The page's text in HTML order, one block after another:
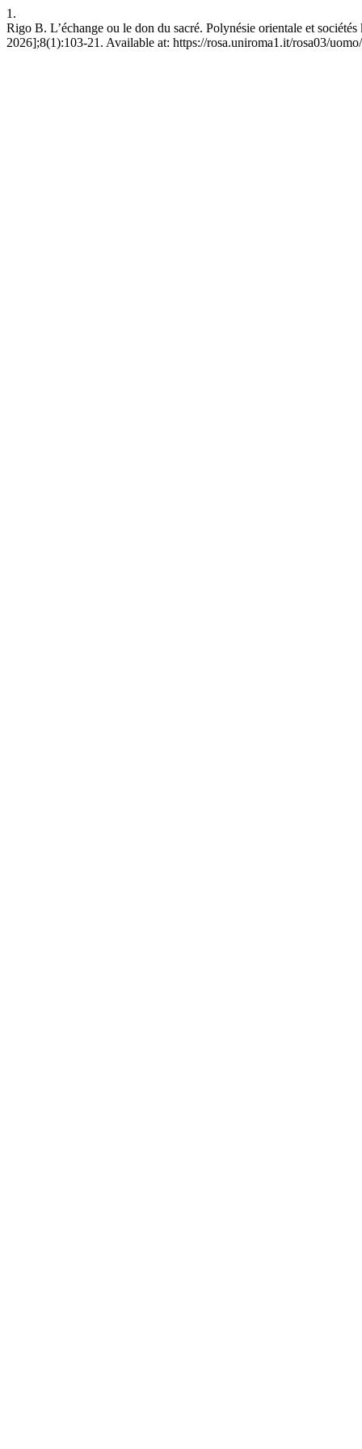
1.
Rigo B. L’échange ou le don du sacré. Polynésie orientale et
2026];8(1):103-21. Available at: https://rosa.uniroma1.it/rosa03/